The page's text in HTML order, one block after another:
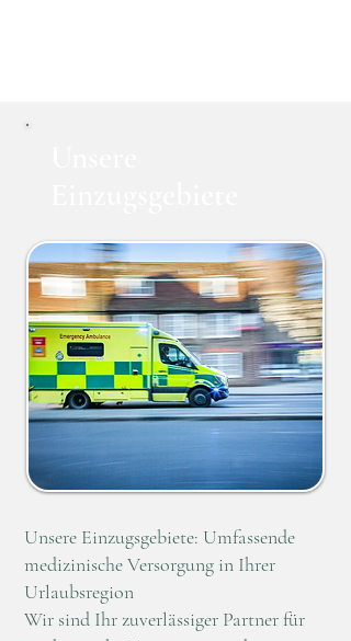
Unsere Einzugsgebiete: Umfassende
medizinische Versorgung in Ihrer
Urlaubsregion
Wir sind Ihr zuverlässiger Partner für